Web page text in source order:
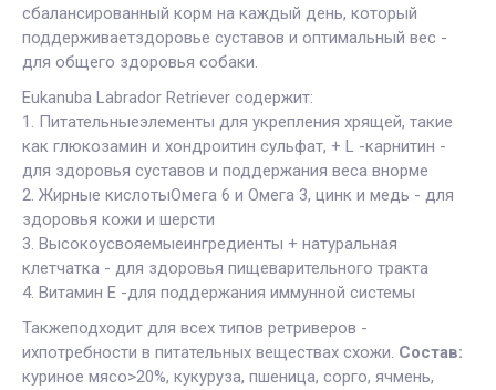
сбалансированный корм на каждый день, который
поддерживаетздоровье суставов и оптимальный вес -
для общего здоровья собаки.
Eukanuba Labrador Retriever содержит:
1. Питательныеэлементы для укрепления хрящей, такие
как глюкозамин и хондроитин сульфат, + L -карнитин -
для здоровья суставов и поддержания веса внорме
2. Жирные кислотыОмега 6 и Омега 3, цинк и медь - для
здоровья кожи и шерсти
3. Высокоусвояемыеингредиенты + натуральная
клетчатка - для здоровья пищеварительного тракта
4. Витамин Е -для поддержания иммунной системы
Такжеподходит для всех типов ретриверов -
ихпотребности в питательных веществах схожи. Состав:
куриное мясо>20%, кукуруза, пшеница, сорго, ячмень,